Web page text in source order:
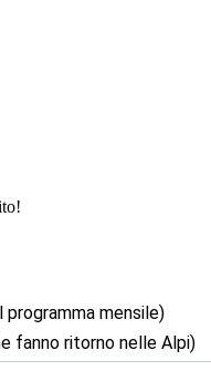
mensile)
fanno ritorno nelle Alpi)